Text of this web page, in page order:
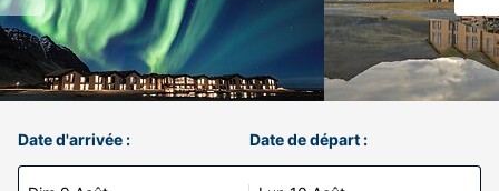
Date d'arrivée : Date de départ :